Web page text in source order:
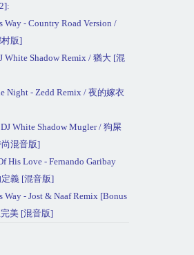
Way - Country Road Version /
版]
White Shadow Remix / 猶大 [混
Night - Zedd Remix / 夜的嫁衣
DJ White Shadow Mugler / 狗屎
混音版]
His Love - Fernando Garibay
義 [混音版]
Way - Jost & Naaf Remix [Bonus
美 [混音版]